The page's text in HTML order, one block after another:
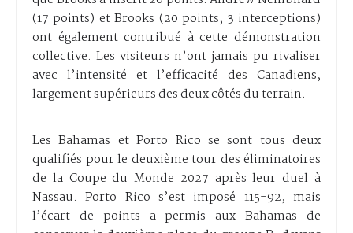
(17 points) et Brooks (20 points, 3 interceptions)
ont également contribué à cette démonstration
collective. Les visiteurs n’ont jamais pu rivaliser
avec l’intensité et l’efficacité des Canadiens,
largement supérieurs des deux côtés du terrain.
Les Bahamas et Porto Rico se sont tous deux
qualifiés pour le deuxième tour des éliminatoires
de la Coupe du Monde 2027 après leur duel à
Nassau. Porto Rico s’est imposé 115-92, mais
l’écart de points a permis aux Bahamas de